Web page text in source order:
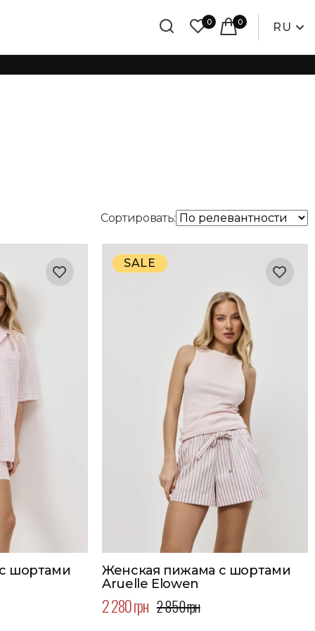
0 0 RU
Сортировать:
шортами
SALE
Женская пижама с шортами
Aruelle Elowen
2 280 грн 2 850 грн